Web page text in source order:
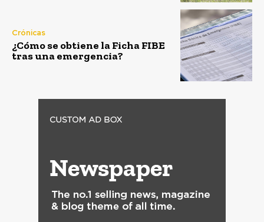
Crónicas
¿Cómo se obtiene la Ficha FIBE
tras una emergencia?